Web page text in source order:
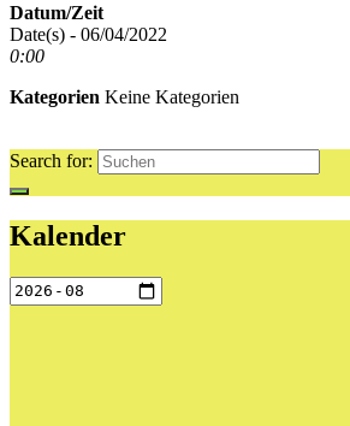
Datum/Zeit
Date(s) - 06/04/2022
0:00
Kategorien Keine Kategorien
Search for:
Kalender